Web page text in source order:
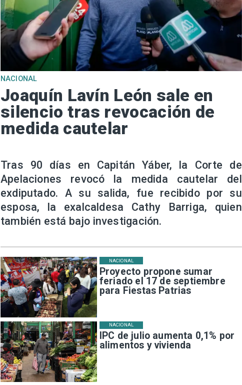
Proyecto propone sumar
feriado el 17 de septiembre
para Fiestas Patrias
NACIONAL
IPC de julio aumenta 0,1% por
alimentos y vivienda
NACIONAL
NACIONAL
Joaquín Lavín León sale en
silencio tras revocación de
medida cautelar
Tras 90 días en Capitán Yáber, la Corte de
Apelaciones revocó la medida cautelar del
exdiputado. A su salida, fue recibido por su
esposa, la exalcaldesa Cathy Barriga, quien
también está bajo investigación.